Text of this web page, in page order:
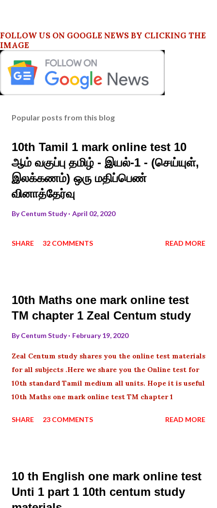
FOLLOW US ON GOOGLE NEWS BY CLICKING THE
IMAGE
Popular posts from this blog
10th Tamil 1 mark online test 10
ஆம் வகுப்பு தமிழ் - இயல்-1 - (செய்யுள்,
இலக்கணம்) ஒரு மதிப்பெண்
வினாத்தேர்வு
ByCentum Study April 02, 2020
SHARE 32 COMMENTS READ MORE
10th Maths one mark online test
TM chapter 1 Zeal Centum study
ByCentum Study February 19, 2020
Zeal Centum study shares you the online test materials
for all subjects .Here we share you the Online test for
10th standard Tamil medium all units. Hope it is useful
10th Maths one mark online test TM chapter 1
SHARE 23 COMMENTS READ MORE
10 th English one mark online test
Unti 1 part 1 10th centum study